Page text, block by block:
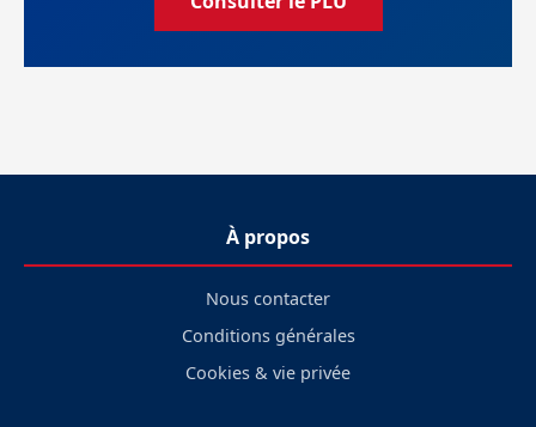
À propos
Nous contacter
Conditions générales
Cookies & vie privée